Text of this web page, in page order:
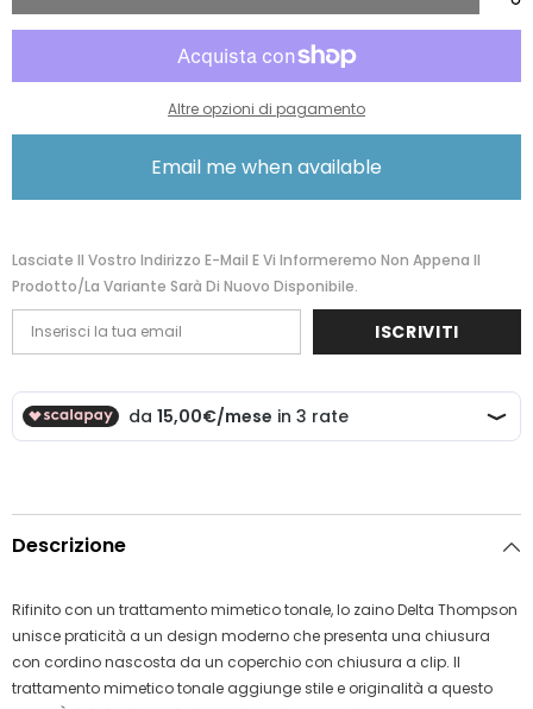
Thompson
Backpack
Camo
02986-
Thompson
Backpack
Graphite/tonal
Camo
66419014002986
10578-
02986-
zaino
Altre opzioni di pagamento
Email me when available
Lasciate Il Vostro Indirizzo E-Mail E Vi Informeremo Non Appena Il
Prodotto/la Variante Sarà Di Nuovo Disponibile.
ISCRIVITI
Descrizione
Rifinito con un trattamento mimetico tonale, lo zaino Delta Thompson
unisce praticità a un design moderno che presenta una chiusura
con cordino nascosta da un coperchio con chiusura a clip. Il
trattamento mimetico tonale aggiunge stile e originalità a questo